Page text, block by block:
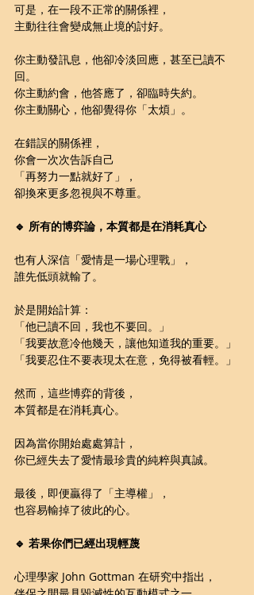
可是，在一段不正常的關係裡，
主動往往會變成無止境的討好。
你主動發訊息，他卻冷淡回應，甚至已讀不
回。
你主動約會，他答應了，卻臨時失約。
你主動關心，他卻覺得你「太煩」。
在錯誤的關係裡，
你會一次次告訴自己
「再努力一點就好了」，
卻換來更多忽視與不尊重。
🔹 所有的博弈論，本質都是在消耗真心
也有人深信「愛情是一場心理戰」，
誰先低頭就輸了。
於是開始計算：
「他已讀不回，我也不要回。」
「我要故意冷他幾天，讓他知道我的重要。」
「我要忍住不要表現太在意，免得被看輕。」
然而，這些博弈的背後，
本質都是在消耗真心。
因為當你開始處處算計，
你已經失去了愛情最珍貴的純粹與真誠。
最後，即便贏得了「主導權」，
也容易輸掉了彼此的心。
🔹 若果你們已經出現輕蔑
心理學家 John Gottman 在研究中指出，